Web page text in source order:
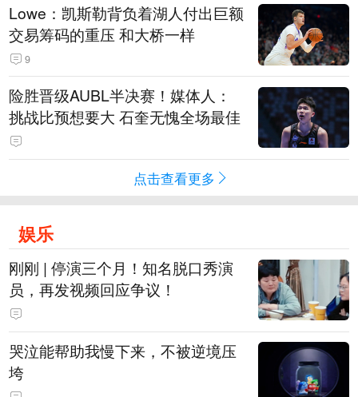
Lowe：凯斯勒背负着湖人付出巨额
交易筹码的重压 和大桥一样
9
险胜晋级AUBL半决赛！媒体人：
挑战比预想要大 石奎无愧全场最佳
点击查看更多
娱乐
刚刚 | 停演三个月！知名脱口秀演
员，再发视频回应争议！
哭泣能帮助我慢下来，不被逆境压
垮